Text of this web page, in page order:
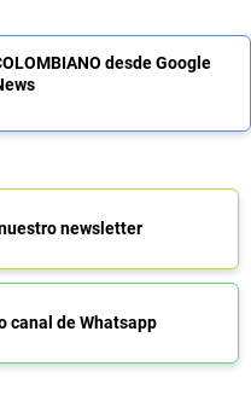
desde Google
newsletter
canal de Whatsapp